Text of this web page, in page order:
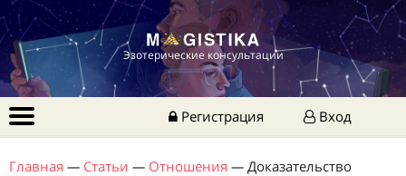
Эзотерические консультации
Регистрация Вход
Главная — Статьи — Отношения — Доказательство